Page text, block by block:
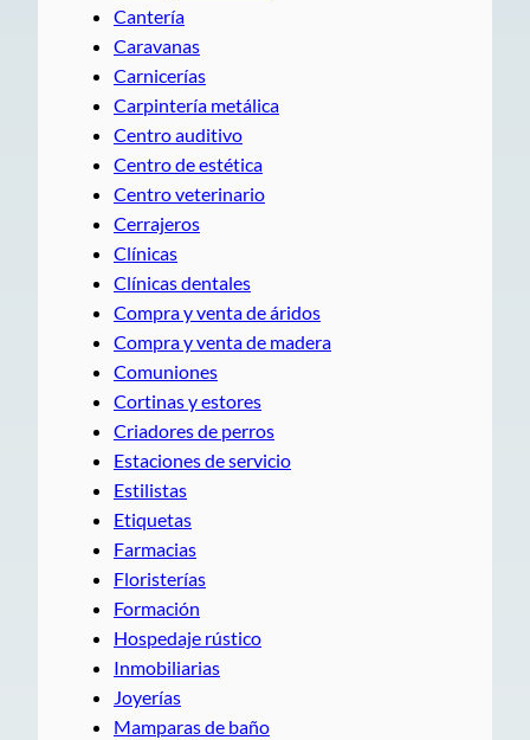
Cantería
Caravanas
Carnicerías
Carpintería metálica
Centro auditivo
Centro de estética
Centro veterinario
Cerrajeros
Clínicas
Clínicas dentales
Compra y venta de áridos
Compra y venta de madera
Comuniones
Cortinas y estores
Criadores de perros
Estaciones de servicio
Estilistas
Etiquetas
Farmacias
Floristerías
Formación
Hospedaje rústico
Inmobiliarias
Joyerías
Mamparas de baño